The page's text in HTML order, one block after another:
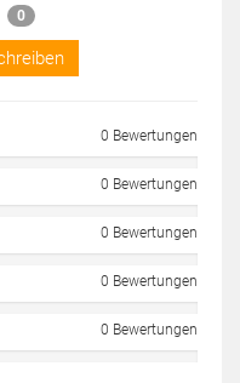
0
0 Bewertungen
0 Bewertungen
0 Bewertungen
0 Bewertungen
0 Bewertungen